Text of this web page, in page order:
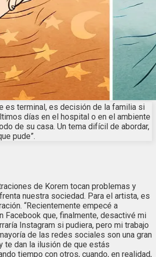
es terminal, es decisión de la familia si
días en el hospital o en el ambiente
de su casa. Un tema difícil de abordar,
pude”.
de Korem tocan problemas y
nuestra sociedad. Para el artista, es
“Recientemente empecé a
Facebook que, finalmente, desactivé mi
Instagram si pudiera, pero mi trabajo
de las redes sociales son una gran
te dan la ilusión de que estás
tiempo con otros, cuando, en realidad,